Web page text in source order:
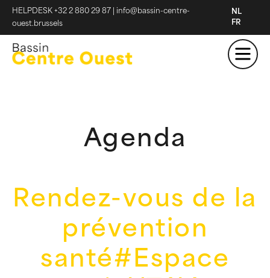
HELPDESK +32 2 880 29 87
info@bassin-centre-
ouest.brussels
NL
FR
Agenda
Rendez-vous de la
prévention
santé#Espace